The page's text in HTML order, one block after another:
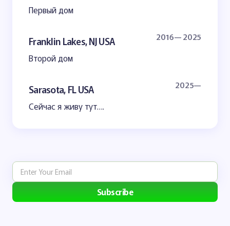
Первый дом
Franklin Lakes, NJ USA 2016— 2025
Второй дом
Sarasota, FL USA 2025—
Сейчас я живу тут….
Subscribe